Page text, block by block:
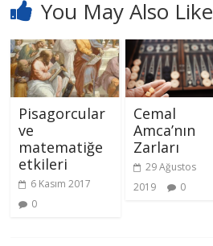
You May Also Like
Pisagorcular
ve
matematiğe
etkileri
6 Kasım 2017
0
Cemal
Amca’nın
Zarları
29 Ağustos
2019
0